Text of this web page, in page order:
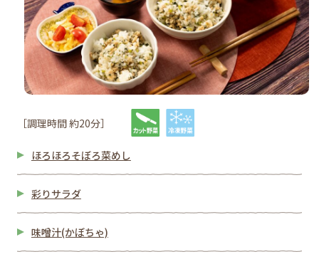
［調理時間 約20分］
ほろほろそぼろ菜めし
彩りサラダ
味噌汁(かぼちゃ)